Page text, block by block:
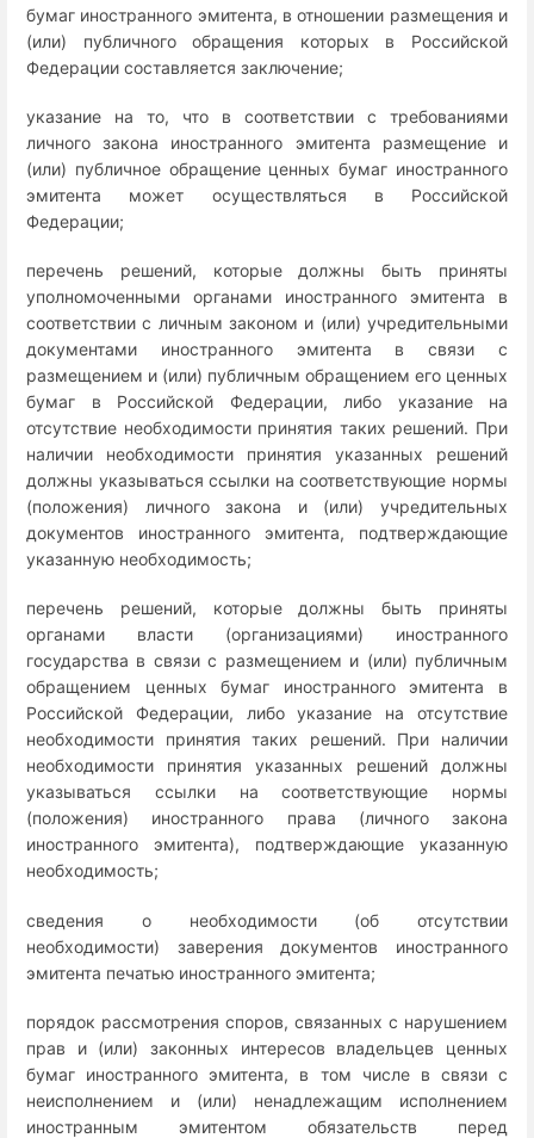
бумаг иностранного эмитента, в отношении размещения и
(или) публичного обращения которых в Российской
Федерации составляется заключение;
указание на то, что в соответствии с требованиями
личного закона иностранного эмитента размещение и
(или) публичное обращение ценных бумаг иностранного
эмитента может осуществляться в Российской
Федерации;
перечень решений, которые должны быть приняты
уполномоченными органами иностранного эмитента в
соответствии с личным законом и (или) учредительными
документами иностранного эмитента в связи с
размещением и (или) публичным обращением его ценных
бумаг в Российской Федерации, либо указание на
отсутствие необходимости принятия таких решений. При
наличии необходимости принятия указанных решений
должны указываться ссылки на соответствующие нормы
(положения) личного закона и (или) учредительных
документов иностранного эмитента, подтверждающие
указанную необходимость;
перечень решений, которые должны быть приняты
органами власти (организациями) иностранного
государства в связи с размещением и (или) публичным
обращением ценных бумаг иностранного эмитента в
Российской Федерации, либо указание на отсутствие
необходимости принятия таких решений. При наличии
необходимости принятия указанных решений должны
указываться ссылки на соответствующие нормы
(положения) иностранного права (личного закона
иностранного эмитента), подтверждающие указанную
необходимость;
сведения о необходимости (об отсутствии
необходимости) заверения документов иностранного
эмитента печатью иностранного эмитента;
порядок рассмотрения споров, связанных с нарушением
прав и (или) законных интересов владельцев ценных
бумаг иностранного эмитента, в том числе в связи с
неисполнением и (или) ненадлежащим исполнением
иностранным эмитентом обязательств перед